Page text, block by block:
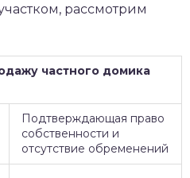
рассмотрим
частного домика
Подтверждающая право
собственности и
отсутствие обременений